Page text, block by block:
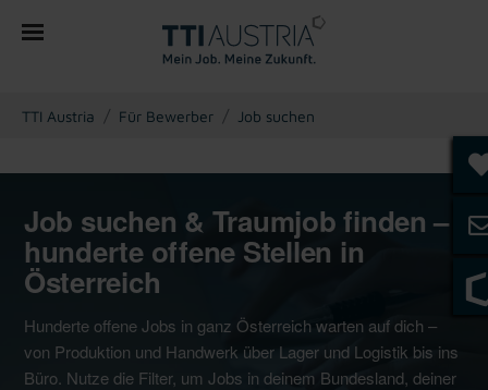
You are here:
TTI Austria Für Bewerber Job suchen
Job suchen & Traumjob finden –
hunderte offene Stellen in
Österreich
Hunderte offene Jobs in ganz Österreich warten auf dich –
von Produktion und Handwerk über Lager und Logistik bis ins
Büro. Nutze die Filter, um Jobs in deinem Bundesland, deiner